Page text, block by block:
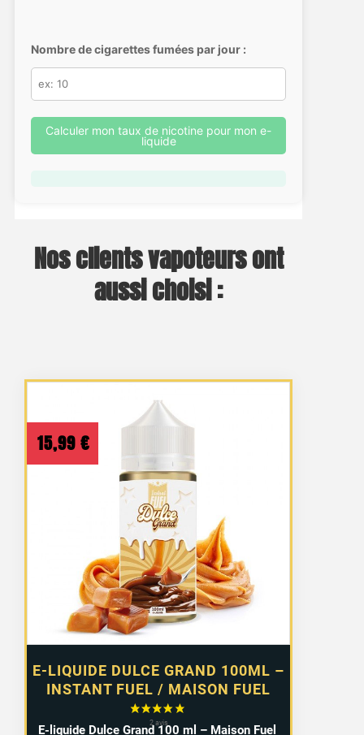
Nombre de cigarettes fumées par jour :
Calculer mon taux de nicotine pour mon e-
liquide
Nos clients vapoteurs ont
aussi choisi :
E-LIQUIDE DULCE GRAND 100ML –
INSTANT FUEL / MAISON FUEL
15,99 €
E-liquide Dulce Grand 100 ml – Maison Fuel